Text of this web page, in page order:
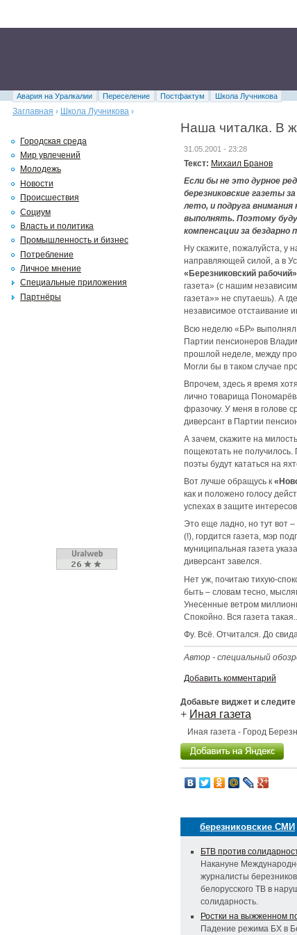
Авария на Уралкалии Переселение Постфактум
Школа Лучникова
Заглавная › Школа Лучникова ›
Наша читалка. В
31.05.2001 - 23:28
Текст: Михаил Бранов
Если бы не это дурное
березниковские газеты
лето, и подруга внимания
выполнять. Поэтому
компенсации за
Ну скажите, пожалуйста, у
направляющей силой, а в
«Березниковский рабочий»
газета» (с нашим
газета»» не спутаешь). А
независимое отстаивание
Всю неделю «БР» выполнял
Партии пенсионеров
прошлой неделе, между
Могли бы в таком случае
Впрочем, здесь я время
лично товарища
фразочку. У меня в голове
диверсант в Партии
А зачем, скажите на
пощекотать не получилось.
поэты будут кататься на
Вот лучше обращусь к
как и положено голосу
успехах в защите
Это еще ладно, но тут вот
(!), гордится газета, мэр
муниципальная газета
диверсант завелся.
Нет уж, почитаю тихую-
быть – словам тесно,
Унесенные ветром
Спокойно. Вся газета
Фу. Всё. Отчитался. До
Автор - специальный
Добавить комментарий
Добавьте виджет и
+ Иная газета
Иная газета - Город
березниковские СМИ
БТВ против
Накануне
журналисты
белорусского ТВ в
солидарность.
Ростки на выжженном
Падение режима БХ в
Городская среда
Мир увлечений
Молодежь
Новости
Происшествия
Социум
Власть и политика
Промышленность и бизнес
Потребление
Личное мнение
Специальные приложения
Партнёры